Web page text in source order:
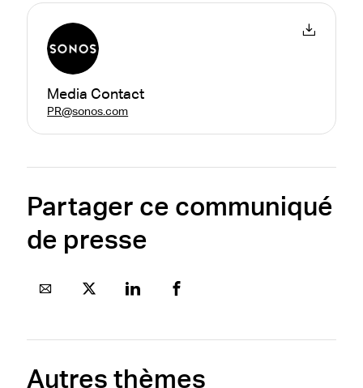
Media Contact
PR@sonos.com
Partager ce communiqué
de presse
Autres thèmes